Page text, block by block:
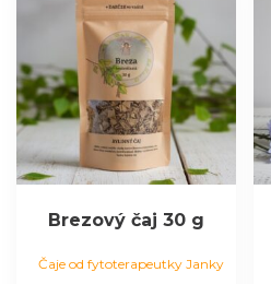
Brezový čaj 30 g
Čaje od fytoterapeutky Janky